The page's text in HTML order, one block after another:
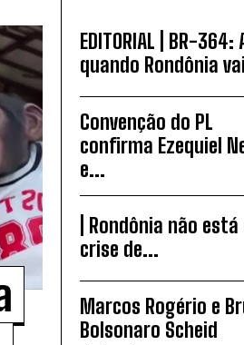
EDITORIAL | BR-364:
quando Rondônia
Convenção do PL
confirma Ezequiel
e...
| Rondônia não está
crise de...
Marcos Rogério e
Bolsonaro Scheid